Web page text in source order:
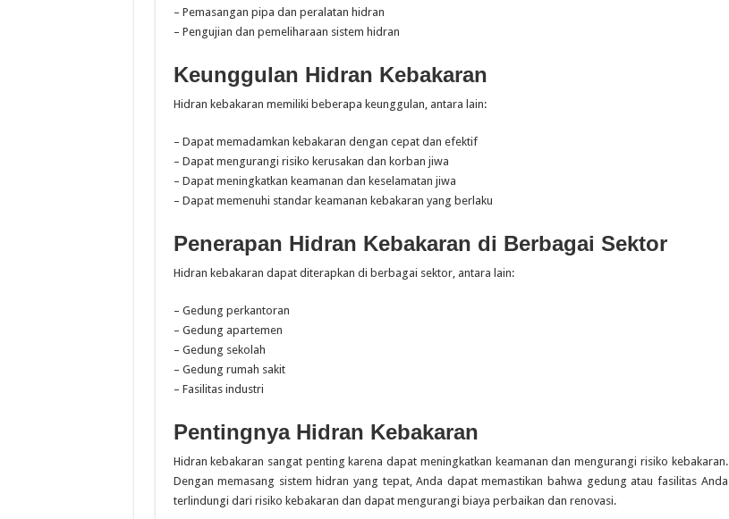
– Pemasangan pipa dan peralatan hidran
– Pengujian dan pemeliharaan sistem hidran
Keunggulan Hidran Kebakaran
Hidran kebakaran memiliki beberapa keunggulan, antara lain:
– Dapat memadamkan kebakaran dengan cepat dan efektif
– Dapat mengurangi risiko kerusakan dan korban jiwa
– Dapat meningkatkan keamanan dan keselamatan jiwa
– Dapat memenuhi standar keamanan kebakaran yang berlaku
Penerapan Hidran Kebakaran di Berbagai Sektor
Hidran kebakaran dapat diterapkan di berbagai sektor, antara lain:
– Gedung perkantoran
– Gedung apartemen
– Gedung sekolah
– Gedung rumah sakit
– Fasilitas industri
Pentingnya Hidran Kebakaran
Hidran kebakaran sangat penting karena dapat meningkatkan keamanan dan mengurangi risiko kebakaran.
Dengan memasang sistem hidran yang tepat, Anda dapat memastikan bahwa gedung atau fasilitas Anda
terlindungi dari risiko kebakaran dan dapat mengurangi biaya perbaikan dan renovasi.